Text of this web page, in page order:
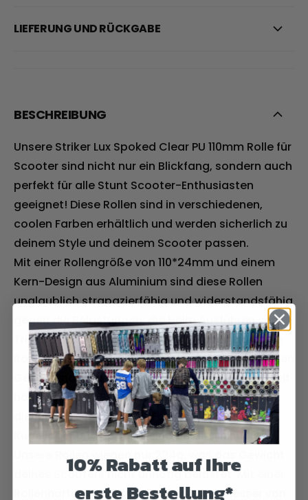
LIEFERUNG UND RÜCKGABE
BESCHREIBUNG
Unsere Striker Lux Spoked Clear PU 110mm Rolle für
Scooter sind nicht nur ein Blickfang, sondern auch
perfekt für alle Stunt Scooter-Enthusiasten
geeignet! Diese Rollen sind in verschiedenen,
coolen Farben erhältlich und werden sicherlich zu
deinem Style und deinem Scooter passen.
Mit einer Rollengröße von 110*24mm und einem
Kern-Design aus Aluminium sind diese Rollen
unglaublich strapazierfähig und widerstandsfähig
gegen die Belastungen, die beim Ausführen von
Tricks auf Scootern entstehen. Der abgerundete
Rollenprofil bietet eine optimale Balance zwischen
Geschwindigkeit und Kontrolle. Die Rollen sind mit
hochpräzisen ABEC-9 Kugellagern ausgestattet,
die für ein reibungsloses Fahrvergnügen sorgen.
Kugellager und Spacers sind bereits inkludiert.
Unsere Rollen wiegen nur 224g, was das Gewicht
deines Scooters nicht unnötig belastet. Mit einer
Rollenhärte von 88A und einem Durchmesser von
10% Rabatt auf Ihre
erste Bestellung*